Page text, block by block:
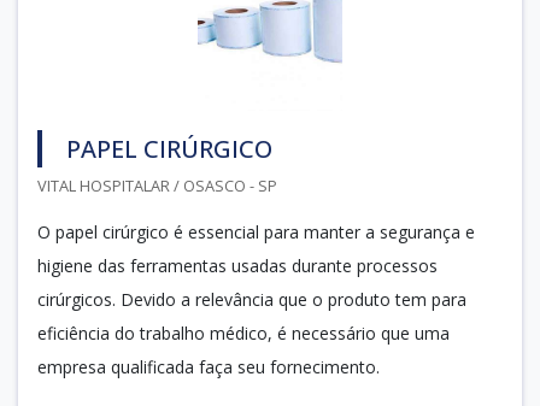
PAPEL CIRÚRGICO
VITAL HOSPITALAR / OSASCO - SP
O papel cirúrgico é essencial para manter a segurança e
higiene das ferramentas usadas durante processos
cirúrgicos. Devido a relevância que o produto tem para
eficiência do trabalho médico, é necessário que uma
empresa qualificada faça seu fornecimento.